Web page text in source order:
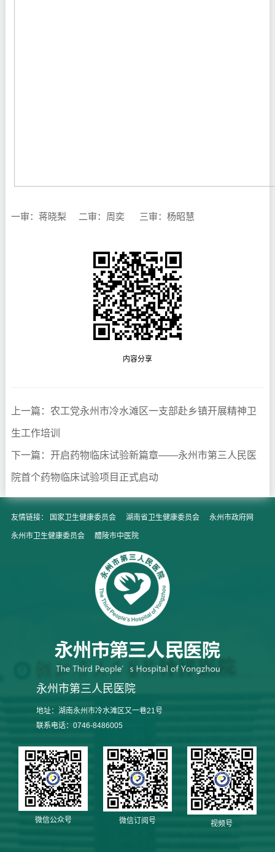
一审：蒋晓梨 二审：周奕 三审：杨昭慧
内容分享
上一篇：​农工党永州市冷水滩区一支部赴乡镇开展精神卫
生工作培训
下一篇：开启药物临床试验新篇章——永州市第三人民医
院首个药物临床试验项目正式启动
友情链接： 国家卫生健康委员会 湖南省卫生健康委员会 永州市政府网
永州市卫生健康委员会 醴陵市中医院
永州市第三人民医院
地址：湖南永州市冷水滩区又一巷21号
联系电话：0746-8486005
微信公众号 微信订阅号 视频号